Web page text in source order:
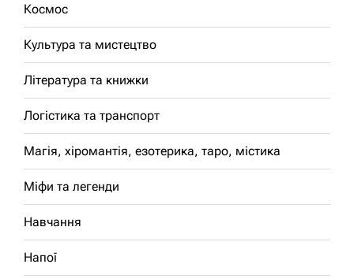
Космос
Культура та мистецтво
Література та книжки
Логістика та транспорт
Магія, хіромантія, езотерика, таро, містика
Міфи та легенди
Навчання
Напої